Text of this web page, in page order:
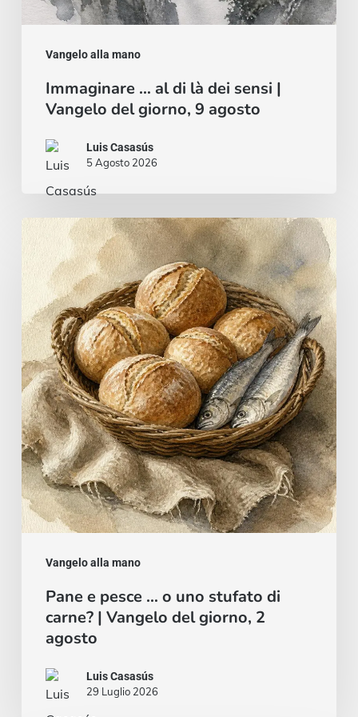
Vangelo alla mano
agosto
Immaginare … al di là dei sensi |
Vangelo del giorno, 9 agosto
Luis Casasús
5 Agosto 2026
Vangelo alla mano
Pane
pesce
o
uno
stufato
di
carne?
|
Vangelo
del
giorno,
agostoPane e pesce … o uno stufato di
carne? | Vangelo del giorno, 2
agosto
Luis Casasús
29 Luglio 2026